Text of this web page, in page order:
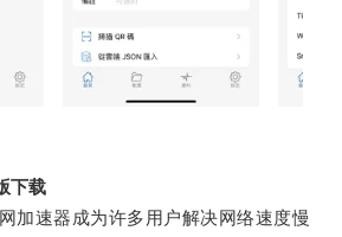
下载
速器成为许多用户解决网络速度慢